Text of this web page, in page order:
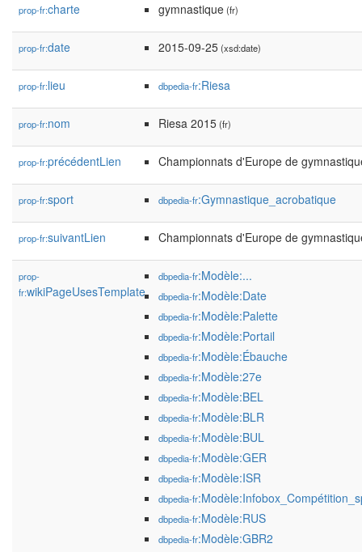
prop-fr:charte gymnastique(fr)
prop-fr:date 2015-09-25(xsd:date)
prop-fr:lieu dbpedia-fr:Riesa
prop-fr:nom Riesa 2015(fr)
prop-fr:précédentLien Championnats d'Europe de
prop-fr:sport dbpedia-fr:Gymnastique_acrobatique
prop-fr:suivantLien Championnats d'Europe de
prop-
fr:wikiPageUsesTemplate
dbpedia-fr:Modèle:...
dbpedia-fr:Modèle:Date
dbpedia-fr:Modèle:Palette
dbpedia-fr:Modèle:Portail
dbpedia-fr:Modèle:Ébauche
dbpedia-fr:Modèle:27e
dbpedia-fr:Modèle:BEL
dbpedia-fr:Modèle:BLR
dbpedia-fr:Modèle:BUL
dbpedia-fr:Modèle:GER
dbpedia-fr:Modèle:ISR
dbpedia-fr
dbpedia-fr:Modèle:RUS
dbpedia-fr:Modèle:GBR2